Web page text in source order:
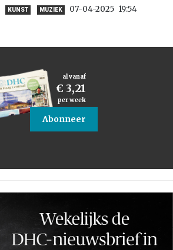
KUNST MUZIEK 07-04-2025 19:54
al vanaf
€ 3,21
per week
Abonneer